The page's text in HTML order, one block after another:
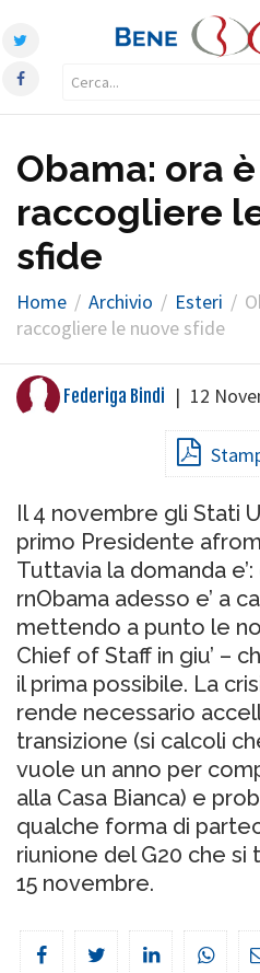
Obama: ora
raccogliere
sfide
Home Archivio Esteri
raccogliere le nuove sfide
Federiga Bindi | 12
Il 4 novembre gli Stati
primo Presidente
Tuttavia la domanda
rnObama adesso e’ a
mettendo a punto le
Chief of Staff in giu’ –
il prima possibile. La
rende necessario
transizione (si calcoli
vuole un anno per
alla Casa Bianca) e
qualche forma di
riunione del G20 che si
15 novembre.